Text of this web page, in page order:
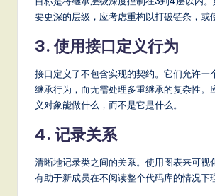
要更深的层级，应考虑重构以打破链条，或
3. 使用接口定义行为
接口定义了不包含实现的契约。它们允许一
继承行为，而无需处理多重继承的复杂性。
义对象能做什么，而不是它是什么。
4. 记录关系
清晰地记录类之间的关系。使用图表来可视
有助于新成员在不阅读整个代码库的情况下